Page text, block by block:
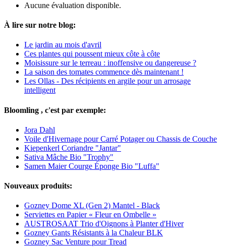
Aucune évaluation disponible.
À lire sur notre blog:
Le jardin au mois d'avril
Ces plantes qui poussent mieux côte à côte
Moisissure sur le terreau : inoffensive ou dangereuse ?
La saison des tomates commence dès maintenant !
Les Ollas - Des récipients en argile pour un arrosage
intelligent
Bloomling , c'est par exemple:
Jora Dahl
Voile d'Hivernage pour Carré Potager ou Chassis de Couche
Kiepenkerl Coriandre "Jantar"
Sativa Mâche Bio "Trophy"
Samen Maier Courge Éponge Bio "Luffa"
Nouveaux produits:
Gozney Dome XL (Gen 2) Mantel - Black
Serviettes en Papier « Fleur en Ombelle »
AUSTROSAAT Trio d'Oignons à Planter d'Hiver
Gozney Gants Résistants à la Chaleur BLK
Gozney Sac Venture pour Tread